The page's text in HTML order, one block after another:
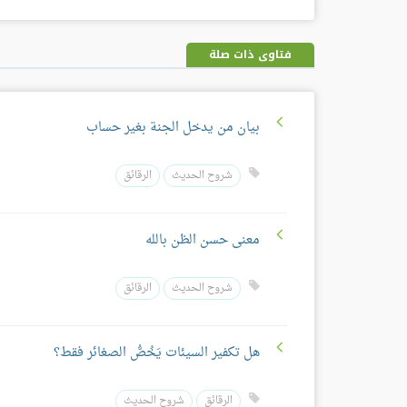
فتاوى ذات صلة
بيان من يدخل الجنة بغير حساب
شروح الحديث الرقائق
معنى حسن الظن بالله
شروح الحديث الرقائق
هل تكفير السيئات يَخُصُّ الصغائر فقط؟
الرقائق شروح الحديث